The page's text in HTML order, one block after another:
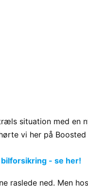
situation med en
vi her på
- se her!
raslede ned. Men